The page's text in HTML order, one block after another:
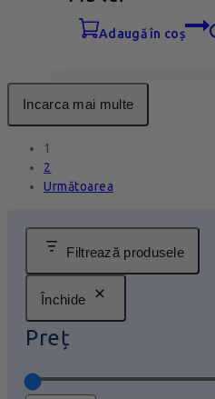
adaugă în coș
Incarca mai multe
1
2
Următoarea
Filtrează produsele
Închide
Preț